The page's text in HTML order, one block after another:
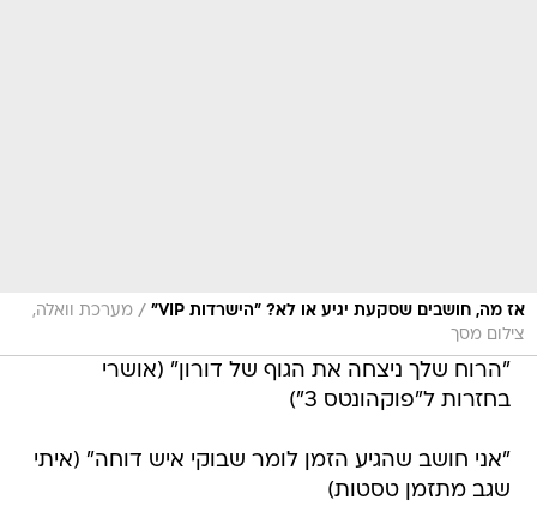
אז מה, חושבים שסקעת יגיע או לא? "הישרדות VIP" / מערכת וואלה,
צילום מסך
"הרוח שלך ניצחה את הגוף של דורון" (אושרי
בחזרות ל"פוקהונטס 3")
"אני חושב שהגיע הזמן לומר שבוקי איש דוחה" (איתי
שגב מתזמן טסטות)